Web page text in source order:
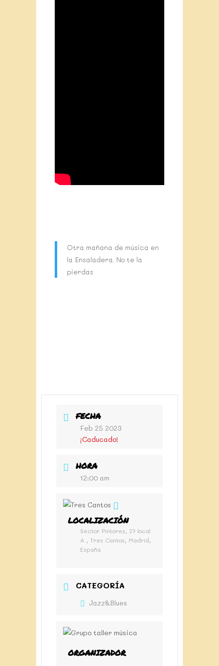
Otra mañana de música en
la Ensaladera. No te la
pierdas
FECHA
Feb 25 2023
¡Caducado!
HORA
12:00 am
LOCALIZACIÓN
Sector Pintores, 27 local
A , Tres Cantos, Madrid,
España
CATEGORÍA
Jazz&Blues
ORGANIZADOR